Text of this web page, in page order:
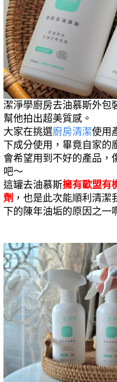
潔淨學廚房去油慕斯外包
幫他拍出超美質感。
大家在挑選廚房清潔使用
下成分使用，畢竟自家的
會希望用到不好的產品，
吧～
這罐去油慕斯擁有歐盟有
劑 ，也是此次能順利清
下的陳年油垢的原因之一